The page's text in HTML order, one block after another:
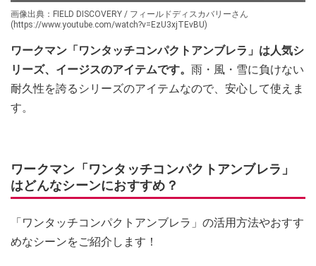
画像出典：FIELD DISCOVERY / フィールドディスカバリーさん
(https://www.youtube.com/watch?v=EzU3xjTEvBU)
ワークマン「ワンタッチコンパクトアンブレラ」は人気シ
リーズ、イージスのアイテムです。 雨・風・雪に負けない
耐久性を誇るシリーズのアイテムなので、安心して使えま
す。
ワークマン「ワンタッチコンパクトアンブレラ」
はどんなシーンにおすすめ？
「ワンタッチコンパクトアンブレラ」の活用方法やおすす
めなシーンをご紹介します！